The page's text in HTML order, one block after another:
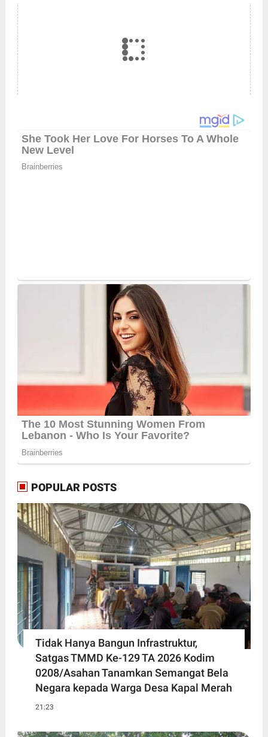
POPULAR POSTS
Tidak Hanya Bangun Infrastruktur,
Satgas TMMD Ke-129 TA 2026 Kodim
0208/Asahan Tanamkan Semangat Bela
Negara kepada Warga Desa Kapal Merah
21:23